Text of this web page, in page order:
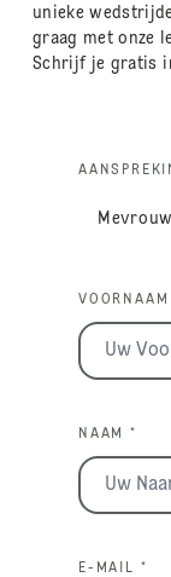
unieke
graag met onze
Schrijf je gratis
NAAM *
E-MAIL *